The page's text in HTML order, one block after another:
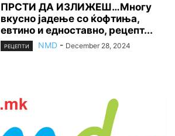
ПРСТИ ДА ИЗЛИЖЕШ…Многу
вкусно јадење со ќофтиња,
евтино и едноставно, рецепт...
РЕЦЕПТИ NMD - December 28, 2024